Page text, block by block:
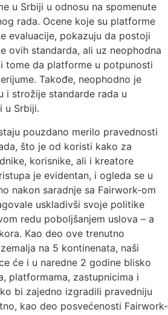
u Srbiji u odnosu na spomenute
rada. Ocene koje su platforme
evaluacije, pokazuju da postoji
ovih standarda, ali uz neophodna
tome da platforme u potpunosti
Takođe, neophodno je
i strožije standarde rada u
u Srbiji.
pouzdano merilo pravednosti
što je od koristi kako za
korisnike, ali i kreatore
je evidentan, i ogleda se u
nakon saradnje sa Fairwork-om
uskladivši svoje politike
redu poboljšanjem uslova – a
Kao deo ove trenutno
na 5 kontinenata, naši
će i u naredne 2 godine blisko
platformama, zastupnicima i
bi zajedno izgradili pravedniju
kao deo posvećenosti Fairwork-